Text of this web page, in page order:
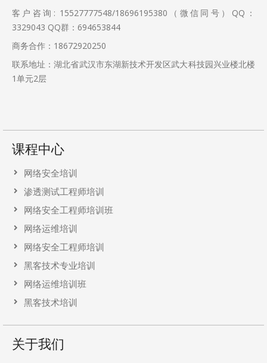
客户咨询: 15527777548/18696195380（微信同号）QQ：
3329043 QQ群：694653844
商务合作：18672920250
联系地址：湖北省武汉市东湖新技术开发区武大科技园兴业楼北楼
1单元2层
课程中心
网络安全培训
渗透测试工程师培训
网络安全工程师培训班
网络运维培训
网络安全工程师培训
黑客技术专业培训
网络运维培训班
黑客技术培训
关于我们